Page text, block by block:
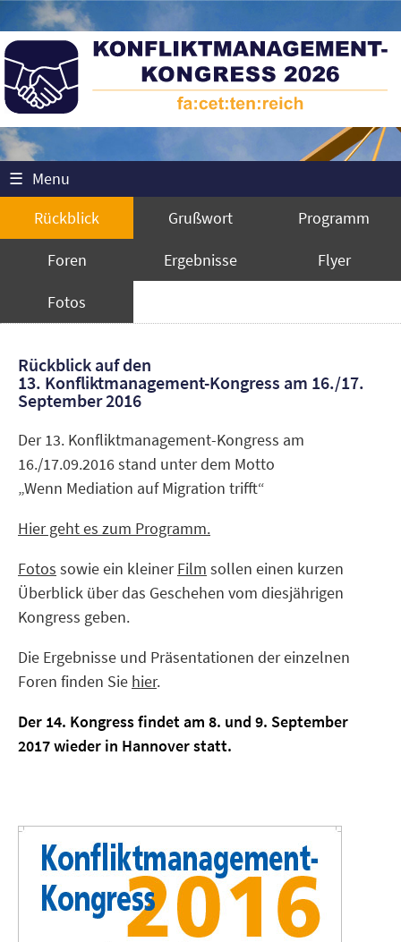
☰ Menu
Rückblick
Grußwort Programm
Foren Ergebnisse Flyer
Fotos
Rückblick auf den
13. Konfliktmanagement-Kongress am 16./17.
September 2016
Der 13. Konfliktmanagement-Kongress am
16./17.09.2016 stand unter dem Motto
„Wenn Mediation auf Migration trifft“
Hier geht es zum Programm.
Fotos sowie ein kleinerFilm sollen einen kurzen
Überblick über das Geschehen vom diesjährigen
Kongress geben.
Die Ergebnisse und Präsentationen der einzelnen
Foren finden Sie hier.
Der 14. Kongress findet am 8. und 9. September
2017 wieder in Hannover statt.